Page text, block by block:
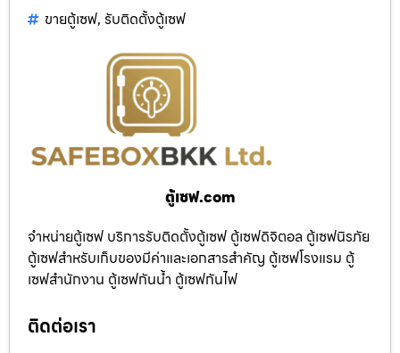
ขายตู้เซฟ, รับติดตั้งตู้เซฟ
ตู้เซฟ.com
จำหน่ายตู้เซฟ บริการรับติดตั้งตู้เซฟ ตู้เซฟดิจิตอล ตู้เซฟนิรภัย
ตู้เซฟสำหรับเก็บของมีค่าและเอกสารสำคัญ ตู้เซฟโรงแรม ตู้
เซฟสำนักงาน ตู้เซฟกันน้ำ ตู้เซฟกันไฟ
ติดต่อเรา